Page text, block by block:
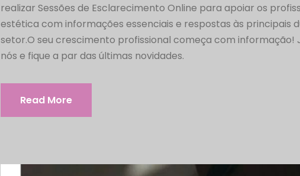
realizar Sessões de Esclarecimento Online para apoiar os
estética com informações essenciais e respostas às principais
setor.O seu crescimento profissional começa com informação!
nós e fique a par das últimas novidades.
Read More